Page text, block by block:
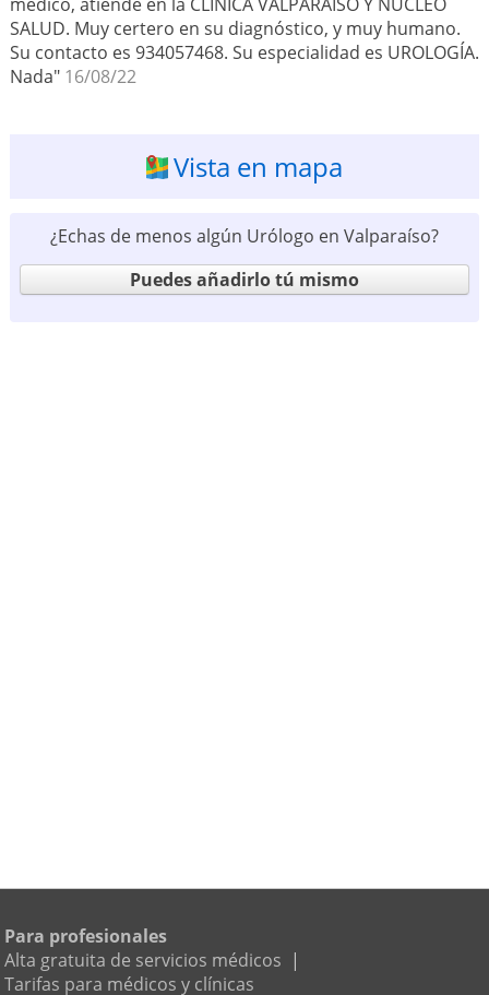
médico, atiende en la CLÍNICA VALPARAÍSO Y NUCLEO
SALUD. Muy certero en su diagnóstico, y muy humano.
Su contacto es 934057468. Su especialidad es UROLOGÍA.
Nada" 16/08/22
Vista en mapa
¿Echas de menos algún Urólogo en Valparaíso?
Puedes añadirlo tú mismo
Para profesionales
Alta gratuita de servicios médicos |
Tarifas para médicos y clínicas